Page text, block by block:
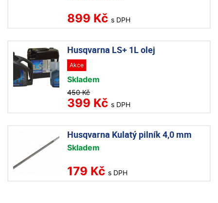
899 Kč s DPH
Husqvarna LS+ 1L olej
Akce
Skladem
450 Kč
399 Kč s DPH
Husqvarna Kulatý pilník 4,0 mm
Skladem
179 Kč s DPH